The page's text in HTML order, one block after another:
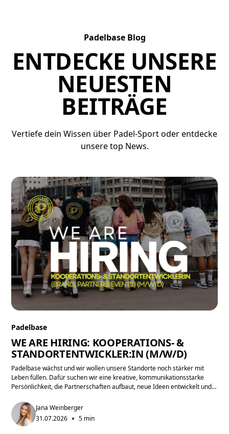
Padelbase Blog
ENTDECKE UNSERE
NEUESTEN
BEITRÄGE
Vertiefe dein Wissen über Padel-Sport oder entdecke
unsere top News.
Padelbase
WE ARE HIRING: KOOPERATIONS- &
STANDORTENTWICKLER:IN (M/W/D)
Padelbase wächst und wir wollen unsere Standorte noch stärker mit
Leben füllen. Dafür suchen wir eine kreative, kommunikationsstarke
Persönlichkeit, die Partnerschaften aufbaut, neue Ideen entwickelt und
Jana Weinberger
31.07.2026 • 5 min